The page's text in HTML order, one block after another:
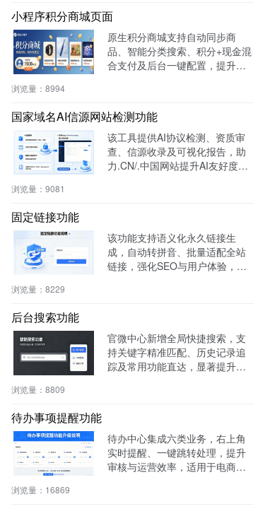
小程序积分商城页面
原生积分商城支持自动同步商
品、智能分类搜索、积分+现金混
合支付及后台一键配置，提升用
浏览量： 8994
国家域名AI信源网站检测功能
该工具提供AI协议检测、资质审
查、信源收录及可视化报告，助
力.CN/.中国网站提升AI友好度与
浏览量： 9081
固定链接功能
该功能支持语义化永久链接生
成，自动转拼音、批量适配全站
链接，强化SEO与用户体验，兼
浏览量： 8229
后台搜索功能
官微中心新增全局快捷搜索，支
持关键字精准匹配、历史记录追
踪及常用功能直达，显著提升后
浏览量： 8809
待办事项提醒功能
待办中心集成六类业务，右上角
实时提醒、一键跳转处理，提升
审核与运营效率，适用于电商、
浏览量： 16869